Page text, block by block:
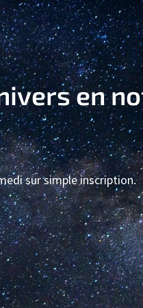
en
sur simple inscription.